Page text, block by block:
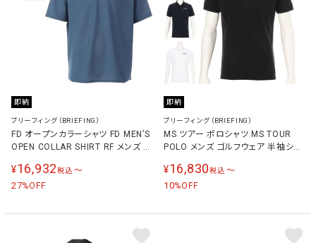
即納
ブリーフィング（BRIEFING）
FD オープンカラーシャツ FD MEN’S
OPEN COLLAR SHIRT RF メンズ ゴ
¥16,932税込 〜
27%OFF
即納
ブリーフィング（BRIEFING）
MS ツアー ポロシャツ MS TOUR
POLO メンズ ゴルフウェア 半袖シャ
¥16,830税込 〜
10%OFF